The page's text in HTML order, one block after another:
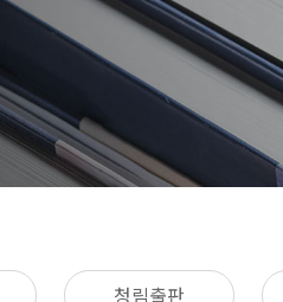
청림출판